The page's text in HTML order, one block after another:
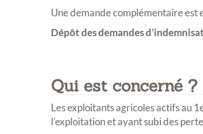
Une demande complémentaire est
Dépôt des demandes
Qui est concerné ?
Les exploitants agricoles actifs au
l'exploitation et ayant subi des